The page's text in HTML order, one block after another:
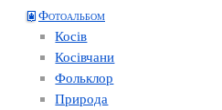
Фотоальбом
Косів
Косівчани
Фольклор
Природа